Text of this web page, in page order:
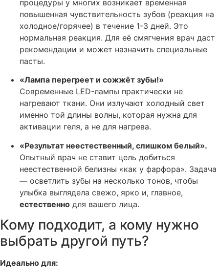
процедуры у многих возникает временная
повышенная чувствительность зубов (реакция на
холодное/горячее) в течение 1-3 дней. Это
нормальная реакция. Для её смягчения врач даст
рекомендации и может назначить специальные
пасты.
«Лампа перегреет и сожжёт зубы!»
Современные LED-лампы практически не
нагревают ткани. Они излучают холодный свет
именно той длины волны, которая нужна для
активации геля, а не для нагрева.
«Результат неестественный, слишком белый».
Опытный врач не ставит цель добиться
неестественной белизны «как у фарфора». Задача
— осветлить зубы на несколько тонов, чтобы
улыбка выглядела свежо, ярко и, главное,
естественно для вашего лица.
Кому подходит, а кому нужно
выбрать другой путь?
Идеально для: